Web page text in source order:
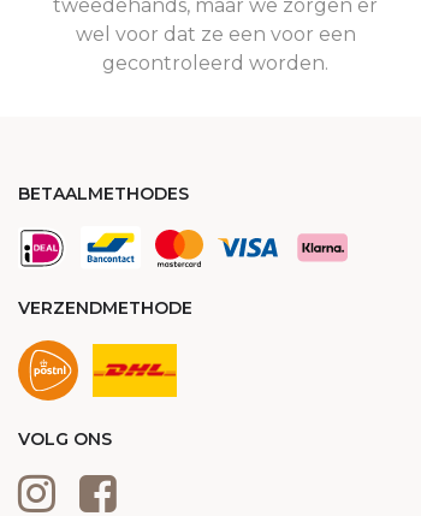
tweedehands, maar we zorgen er
wel voor dat ze een voor een
gecontroleerd worden.
BETAALMETHODES
VERZENDMETHODE
VOLG ONS